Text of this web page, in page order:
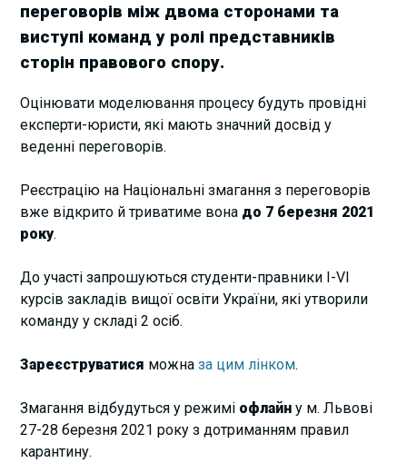
переговорів між двома сторонами та
виступі команд у ролі представників
сторін правового спору.
Оцінювати моделювання процесу будуть провідні
експерти-юристи, які мають значний досвід у
веденні переговорів.
Реєстрацію на Національні змагання з переговорів
вже відкрито й триватиме вона до 7 березня 2021
року.
До участі запрошуються студенти-правники І-VI
курсів закладів вищої освіти України, які утворили
команду у складі 2 осіб.
Зареєструватися можназа цим лінком.
Змагання відбудуться у режимі офлайн у м. Львові
27-28 березня 2021 року з дотриманням правил
карантину.